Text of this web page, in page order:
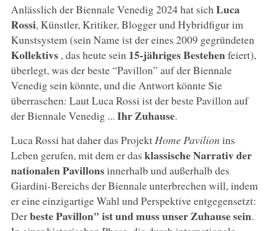
Anlässlich der Biennale Venedig 2024 hat sich Luca
Rossi, Künstler, Kritiker, Blogger und Hybridfigur im
Kunstsystem (sein Name ist der eines 2009 gegründeten
Kollektivs , das heute sein 15-jähriges Bestehenfeiert),
überlegt, was der beste “Pavillon” auf der Biennale
Venedig sein könnte, und die Antwort könnte Sie
überraschen: Laut Luca Rossi ist der beste Pavillon auf
der Biennale Venedig ... Ihr Zuhause.
Luca Rossi hat daher das Projekt Home Pavilion ins
Leben gerufen, mit dem er das klassische Narrativ der
nationalen Pavillonsinnerhalb und außerhalb des
Giardini-Bereichs der Biennale unterbrechen will, indem
er eine einzigartige Wahl und Perspektive entgegensetzt:
Derbeste Pavillon" ist und muss unser Zuhause sein.